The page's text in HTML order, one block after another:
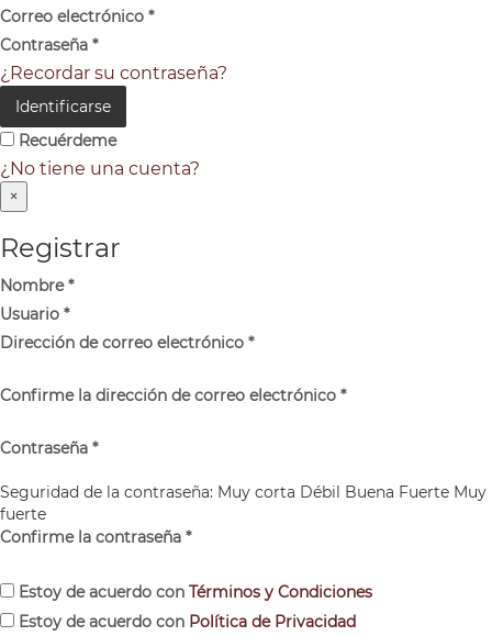
Correo electrónico *
Contraseña *
¿Recordar su contraseña?
Identificarse
Recuérdeme
¿No tiene una cuenta?
×
Registrar
Nombre*
Usuario *
Dirección de correo electrónico *
Confirme la dirección de correo electrónico *
Contraseña *
Seguridad de la contraseña: Muy corta Débil Buena Fuerte Muy
fuerte
Confirme la contraseña *
Estoy de acuerdo con Términos y Condiciones
Estoy de acuerdo con Política de Privacidad